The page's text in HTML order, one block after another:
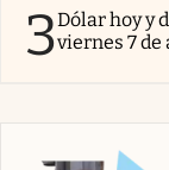
3Dólar hoy y
viernes 7